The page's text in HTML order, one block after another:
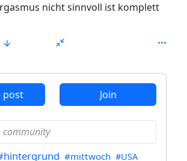
nicht sinnvoll ist komplett
post Join
#mittwoch #USA